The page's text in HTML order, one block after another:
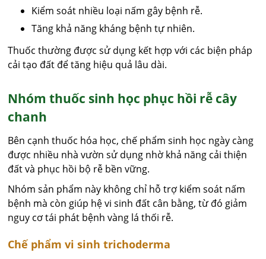
Kiểm soát nhiều loại nấm gây bệnh rễ.
Tăng khả năng kháng bệnh tự nhiên.
Thuốc thường được sử dụng kết hợp với các biện pháp
cải tạo đất để tăng hiệu quả lâu dài.
Nhóm thuốc sinh học phục hồi rễ cây
chanh
Bên cạnh thuốc hóa học, chế phẩm sinh học ngày càng
được nhiều nhà vườn sử dụng nhờ khả năng cải thiện
đất và phục hồi bộ rễ bền vững.
Nhóm sản phẩm này không chỉ hỗ trợ kiểm soát nấm
bệnh mà còn giúp hệ vi sinh đất cân bằng, từ đó giảm
nguy cơ tái phát bệnh vàng lá thối rễ.
Chế phẩm vi sinh trichoderma